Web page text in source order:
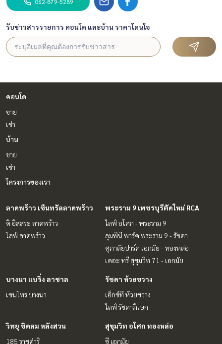
062-879-5289
รับข่าวสารรายการ คอนโด และบ้าน ราคาโดนใจ
คอนโด
ขาย
เช่า
บ้าน
ขาย
เช่า
โครงการของเรา
ลาดพร้าว เซ็นทรัลลาดพร้าว
ดิ อิสสระ ลาดพร้าว
ไลฟ์ ลาดพร้าว
พระราม 9 เพชรบุรีตัดใหม่ RCA
ไลฟ์ อโศก - พระราม 9
ลุมพินี พาร์ค พระราม 9 - รัชดา
ศุภาลัยปาร์ค เอกมัย - ทองหล่อ
เดอะ ทรี สุขุมวิท 71 - เอกมัย
บางนา แบริ่ง ลาซาล
เซนโทร บางนา
รัชดา ห้วยขวาง
เอ็กซ์ที ห้วยขวาง
ไลฟ์ รัชดาภิเษก
วิทยุ ชิดลม หลังสวน
185 ราชดำริ
สุขุมวิท อโศก ทองหล่อ
ซี เอกมัย